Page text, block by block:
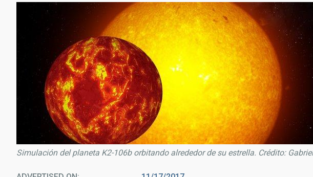
Simulación del planeta K2-106b orbitando alrededor de su estrella. Crédito: